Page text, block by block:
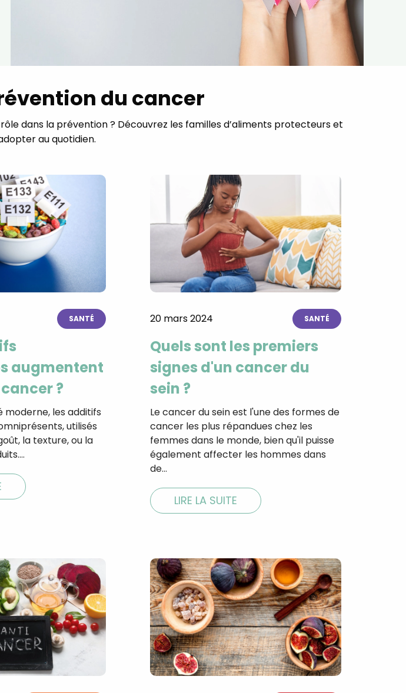
du cancer
dans la prévention ? Découvrez les familles d’aliments protecteurs et
au quotidien.
SANTÉ
augmentent
?
moderne, les additifs
utilisés
la texture, ou la
20 mars 2024 SANTÉ
Quels sont les premiers
signes d'un cancer du
sein ?
Le cancer du sein est l'une des formes de
cancer les plus répandues chez les
femmes dans le monde, bien qu'il puisse
également affecter les hommes dans
de…
LIRE LA SUITE
×
gratuitement 180
inédites de CROQ